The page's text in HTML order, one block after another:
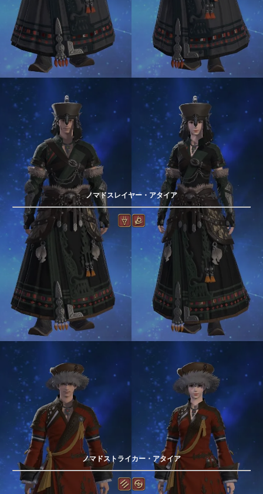
ノマドスレイヤー・アタイア
ノマドストライカー・アタイア